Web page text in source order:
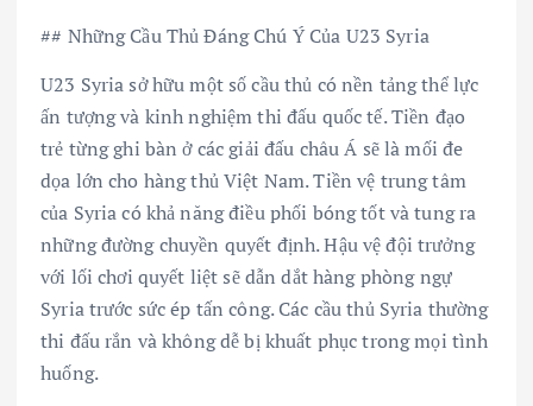
## Những Cầu Thủ Đáng Chú Ý Của U23 Syria
U23 Syria sở hữu một số cầu thủ có nền tảng thể lực
ấn tượng và kinh nghiệm thi đấu quốc tế. Tiền đạo
trẻ từng ghi bàn ở các giải đấu châu Á sẽ là mối đe
dọa lớn cho hàng thủ Việt Nam. Tiền vệ trung tâm
của Syria có khả năng điều phối bóng tốt và tung ra
những đường chuyền quyết định. Hậu vệ đội trưởng
với lối chơi quyết liệt sẽ dẫn dắt hàng phòng ngự
Syria trước sức ép tấn công. Các cầu thủ Syria thường
thi đấu rắn và không dễ bị khuất phục trong mọi tình
huống.